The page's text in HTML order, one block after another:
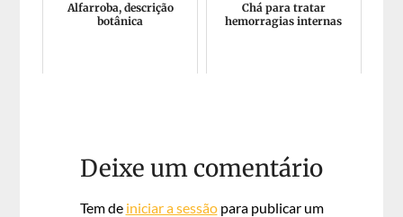
Alfarroba, descrição
botânica
Chá para tratar
hemorragias internas
Deixe um comentário
Tem de iniciar a sessãopara publicar um